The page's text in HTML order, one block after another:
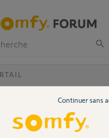
Evolvia
plus automatiquement. J’ai bien
les 2 flèches directionnelles est
Continuer sans